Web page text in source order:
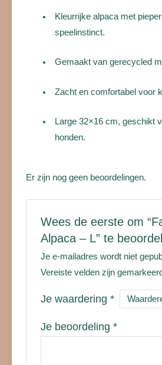
Kleurrijke alpaca met
speelinstinct.
Gemaakt van gerecycled
Zacht en comfortabel voor
Large 32×16 cm, geschikt
honden.
Er zijn nog geen beoordelingen.
Wees de eerste om
Alpaca – L” te
Je e-mailadres wordt niet
Vereiste velden zijn
Je waardering*
Je beoordeling*